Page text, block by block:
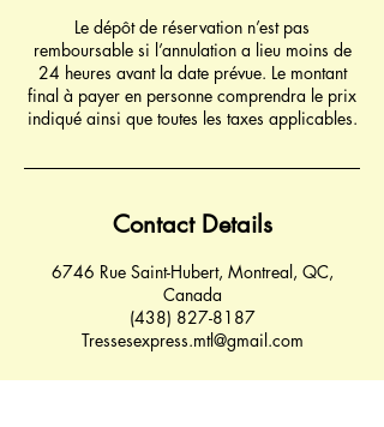
Le dépôt de réservation n’est pas
remboursable si l’annulation a lieu moins de
24 heures avant la date prévue. Le montant
final à payer en personne comprendra le prix
indiqué ainsi que toutes les taxes applicables.
Contact Details
6746 Rue Saint-Hubert, Montreal, QC,
Canada
(438) 827-8187
Tressesexpress.mtl@gmail.com